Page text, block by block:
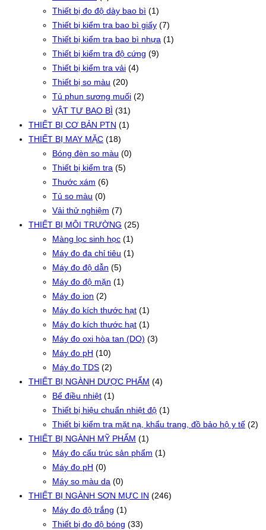
Thiết bị đo độ dày bao bì (1)
Thiết bị kiểm tra bao bì giấy (7)
Thiết bị kiểm tra bao bì nhựa (1)
Thiết bị kiểm tra độ cứng (9)
Thiết bị kiểm tra vải (4)
Thiết bị so màu (20)
Tủ phun sương muối (2)
VẬT TƯ BAO BÌ (31)
THIẾT BỊ CƠ BẢN PTN (1)
THIẾT BỊ MAY MẶC (18)
Bóng đèn so màu (0)
Thiết bị kiểm tra (5)
Thước xám (6)
Tủ so màu (0)
Vải thử nghiệm (7)
THIẾT BỊ MÔI TRƯỜNG (25)
Màng lọc sinh học (1)
Máy đo đa chỉ tiêu (1)
Máy đo độ dẫn (5)
Máy đo độ mặn (1)
Máy đo ion (2)
Máy đo kích thước hạt (1)
Máy đo kích thước hạt (1)
Máy đo oxi hòa tan (DO) (3)
Máy đo pH (10)
Máy đo TDS (2)
THIẾT BỊ NGÀNH DƯỢC PHẨM (4)
Bể điều nhiệt (1)
Thiết bị hiệu chuẩn nhiệt độ (1)
Thiết bị kiểm tra mặt nạ, khẩu trang, đồ bảo hộ y tế (2)
THIẾT BỊ NGÀNH MỸ PHẨM (1)
Máy đo cấu trúc sản phẩm (1)
Máy đo pH (0)
Máy so màu da (0)
THIẾT BỊ NGÀNH SƠN MỰC IN (246)
Máy đo độ trắng (1)
Thiết bị đo độ bóng (33)